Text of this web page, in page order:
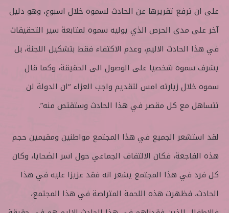
على ان ترفع تقريرها عن الحادث لسموه خلال اسبوع، وهو دليل
آخر على مدى الحرص الذي يوليه سموه لمتابعة سير التحقيقات
في هذا الحادث الاليم، وعدم الاكتفاء فقط بتشكيل اللجنة، بل
يشرف سموه شخصيا على الوصول الى الحقيقة، وكما قال
سموه خلال زيارته امس لتقديم واجب العزاء “ان الدولة لن
تتساهل مع كل مقصر في هذا الحادث وستقتص منه”.
لقد استشعر الجميع في هذا المجتمع مواطنين ومقيمين حجم
هذه الفاجعة، فكان الالتفاف الجماعي حول اسر الضحايا، وكان
كل فرد في هذا المجتمع يشعر انه فقد عزيزا عليه في هذا
الحادث، فظهرت هذه اللحمة المتراصة في هذا المجتمع،